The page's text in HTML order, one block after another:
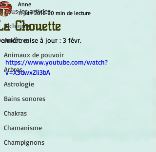
Tous les articles
Alchimie
Ancêtres
Animaux de pouvoir
Arbres
Astrologie
Bains sonores
Chakras
Chamanisme
Champignons
Chouette
Anne
11 juin 2016 60 min de lecture
mise à jour : 3 févr.
https://www.youtube.com/watch?
v=X3dwxZli3bA